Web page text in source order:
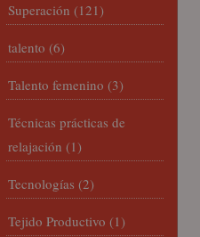
Superación (121)
talento (6)
Talento femenino (3)
Técnicas prácticas de
relajación (1)
Tecnologías (2)
Tejido Productivo (1)